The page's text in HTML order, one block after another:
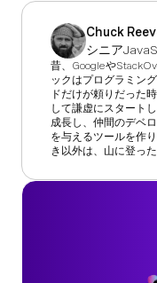
Chuck
シニア
昔、Googleや
ックはプログラミン
ドだけが頼りだった
して謙虚にスタート
成長し、仲間のデベ
を与えるツールを作
き以外は、山に登っ